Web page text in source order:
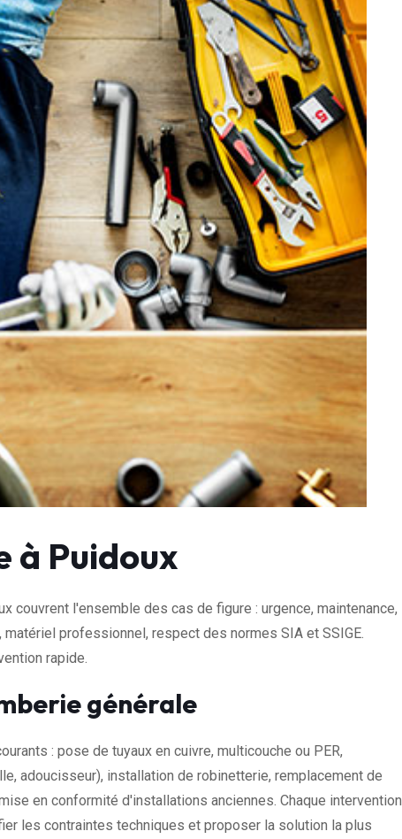
à Puidoux
couvrent l'ensemble des cas de figure : urgence, maintenance,
professionnel, respect des normes SIA et SSIGE.
rapide.
générale
: pose de tuyaux en cuivre, multicouche ou PER,
adoucisseur), installation de robinetterie, remplacement de
en conformité d'installations anciennes. Chaque intervention
les contraintes techniques et proposer la solution la plus